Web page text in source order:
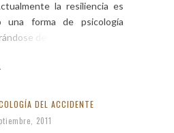
la resiliencia es
una forma de psicología
dentro […]
DEL ACCIDENTE
2011